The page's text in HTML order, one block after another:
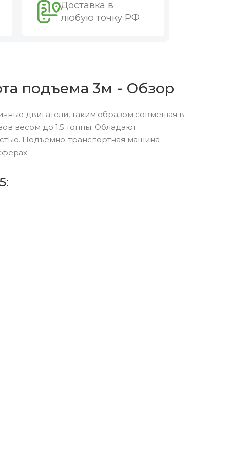
Доставка в
любую точку РФ
подъема 3м - Обзор
двигатели, таким образом совмещая в
весом до 1,5 тонны. Обладают
Подъемно-транспортная машина